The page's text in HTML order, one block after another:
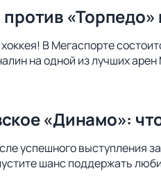
«Торпедо»
В Мегаспорте
на одной из лучших
«Динамо»:
успешного выступления
шанс поддержать